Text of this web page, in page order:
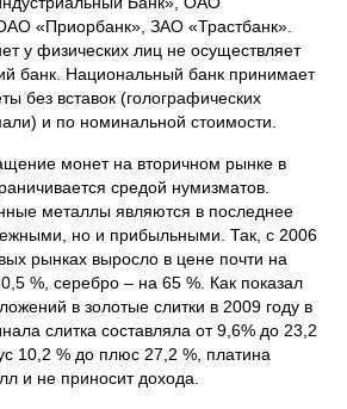
«Приорбанк», ЗАО «Трастбанк».
у физических лиц не осуществляет
банк. Национальный банк принимает
без вставок (голографических
и по номинальной стоимости.
монет на вторичном рынке в
средой нумизматов.
металлы являются в последнее
но и прибыльными. Так, с 2006
рынках выросло в цене почти на
%, серебро – на 65 %. Как показал
в золотые слитки в 2009 году в
слитка составляла от 9,6% до 23,2
10,2 % до плюс 27,2 %, платина
и не приносит дохода.